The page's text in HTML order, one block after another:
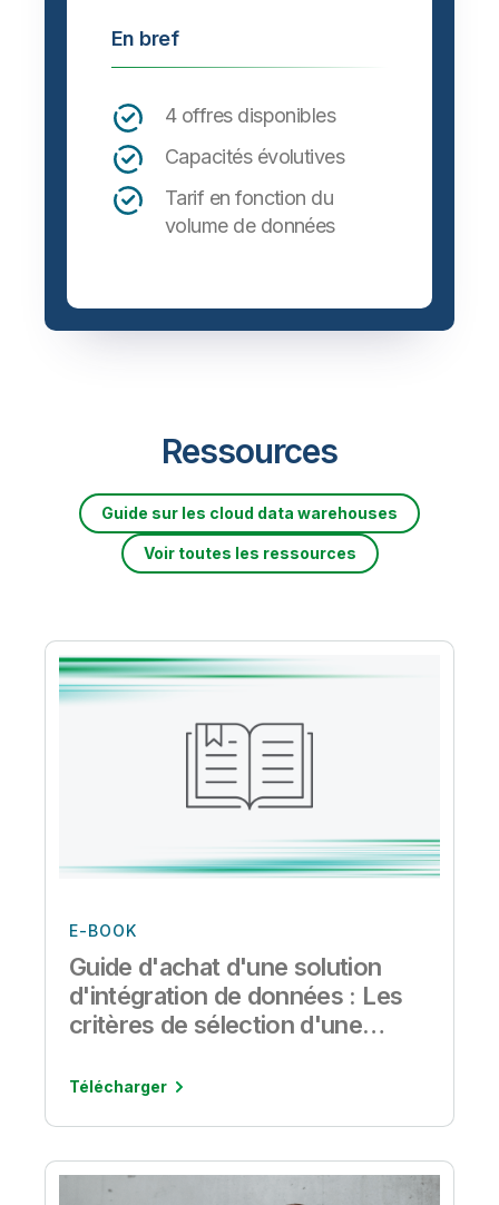
En bref
4 offres disponibles
Capacités évolutives
Tarif en fonction du
volume de données
Ressources
Guide sur les cloud data warehouses
Voir toutes les ressources
E-BOOK
Guide d'achat d'une solution
d'intégration de données : Les
critères de sélection d'une
données
Télécharger